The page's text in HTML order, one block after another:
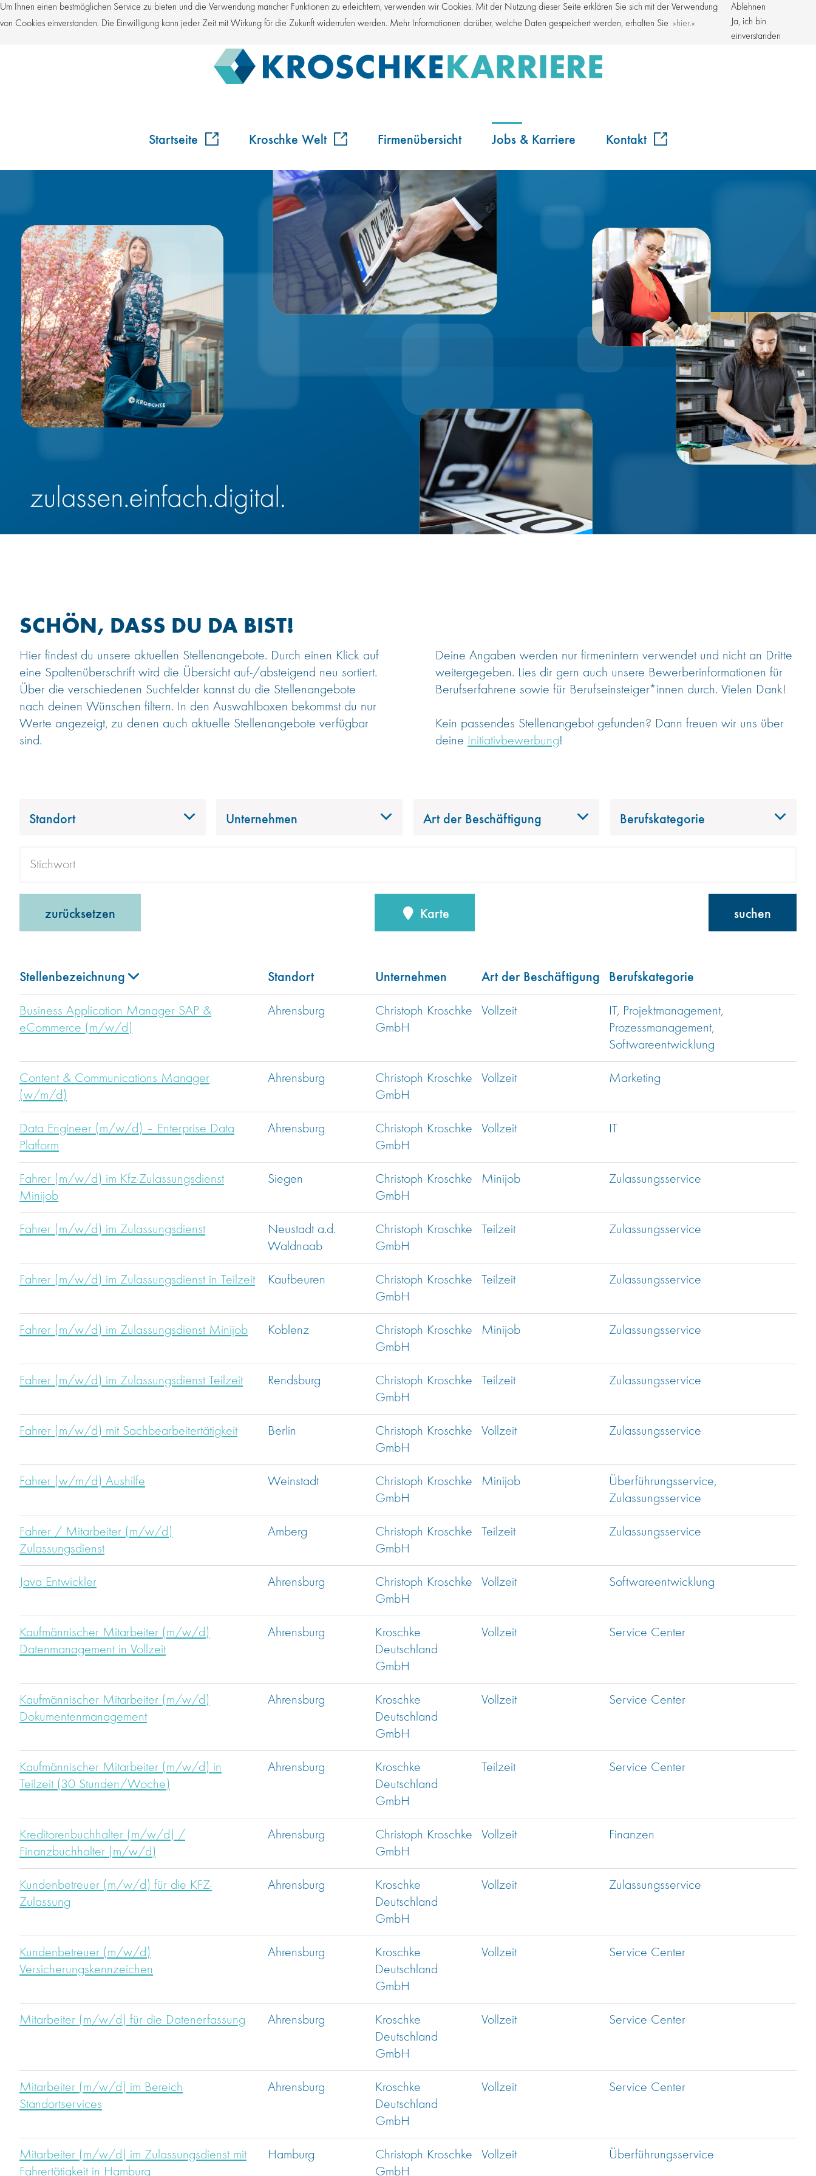
Um Ihnen einen bestmöglichen Service zu bieten und die Verwendung mancher Funktionen zu erleichtern, verwenden wir Cookies. Mit der Nutzung dieser Seite erklären Sie sich mit der Verwendung
von Cookies einverstanden. Die Einwilligung kann jeder Zeit mit Wirkung für die Zukunft widerrufen werden. Mehr Informationen darüber, welche Daten gespeichert werden, erhalten Sie
hier.
Ablehnen
Ja, ich bin
einverstanden
Kroschke Gruppe
Startseite Kroschke Welt Firmenübersicht Jobs & Karriere Kontakt
SCHÖN, DASS DU DA BIST!
Hier findest du unsere aktuellen Stellenangebote. Durch einen Klick auf
eine Spaltenüberschrift wird die Übersicht auf-/absteigend neu sortiert.
Über die verschiedenen Suchfelder kannst du die Stellenangebote
nach deinen Wünschen filtern. In den Auswahlboxen bekommst du nur
Werte angezeigt, zu denen auch aktuelle Stellenangebote verfügbar
sind.
Deine Angaben werden nur firmenintern verwendet und nicht an Dritte
weitergegeben. Lies dir gern auch unsere Bewerberinformationen für
Berufserfahrene sowie für Berufseinsteiger*innen durch. Vielen Dank!
Kein passendes Stellenangebot gefunden? Dann freuen wir uns über
deine Initiativbewerbung!
Standort Unternehmen Art der Beschäftigung Berufskategorie
zurücksetzen Karte suchen
Stellenbezeichnung Standort Unternehmen Art der Beschäftigung Berufskategorie
Business Application Manager SAP &
eCommerce (m/w/d)
Ahrensburg
Christoph Kroschke
GmbH
Vollzeit
IT, Projektmanagement,
Prozessmanagement,
Softwareentwicklung
Content & Communications Manager
(w/m/d)
Ahrensburg
Christoph Kroschke
GmbH
Vollzeit Marketing
Data Engineer (m/w/d) – Enterprise Data
Platform
Ahrensburg
Christoph Kroschke
GmbH
Vollzeit IT
Fahrer (m/w/d) im Kfz-Zulassungsdienst
Minijob
Siegen
Christoph Kroschke
GmbH
Minijob Zulassungsservice
Fahrer (m/w/d) im Zulassungsdienst
Neustadt a.d.
Waldnaab
Christoph Kroschke
GmbH
Teilzeit Zulassungsservice
Fahrer (m/w/d) im Zulassungsdienst in Teilzeit Kaufbeuren
Christoph Kroschke
GmbH
Teilzeit Zulassungsservice
Fahrer (m/w/d) im Zulassungsdienst Minijob Koblenz
Christoph Kroschke
GmbH
Minijob Zulassungsservice
Fahrer (m/w/d) im Zulassungsdienst Teilzeit Rendsburg
Christoph Kroschke
GmbH
Teilzeit Zulassungsservice
Fahrer (m/w/d) mit Sachbearbeitertätigkeit Berlin
Christoph Kroschke
GmbH
Vollzeit Zulassungsservice
Fahrer (w/m/d) Aushilfe Weinstadt
Christoph Kroschke
GmbH
Minijob
Überführungsservice,
Zulassungsservice
Fahrer / Mitarbeiter (m/w/d)
Zulassungsdienst
Amberg
Christoph Kroschke
GmbH
Teilzeit Zulassungsservice
Java Entwickler Ahrensburg
Christoph Kroschke
GmbH
Vollzeit Softwareentwicklung
Kaufmännischer Mitarbeiter (m/w/d)
Datenmanagement in Vollzeit
Ahrensburg
Kroschke
Deutschland
GmbH
Vollzeit Service Center
Kaufmännischer Mitarbeiter (m/w/d)
Dokumentenmanagement
Ahrensburg
Kroschke
Deutschland
GmbH
Vollzeit Service Center
Kaufmännischer Mitarbeiter (m/w/d) in
Teilzeit (30 Stunden/Woche)
Ahrensburg
Kroschke
Deutschland
GmbH
Teilzeit Service Center
Kreditorenbuchhalter (m/w/d) /
Finanzbuchhalter (m/w/d)
Ahrensburg
Christoph Kroschke
GmbH
Vollzeit Finanzen
Kundenbetreuer (m/w/d) für die KFZ-
Zulassung
Ahrensburg
Kroschke
Deutschland
GmbH
Vollzeit Zulassungsservice
Kundenbetreuer (m/w/d)
Versicherungskennzeichen
Ahrensburg
Kroschke
Deutschland
GmbH
Vollzeit Service Center
Mitarbeiter (m/w/d) für die Datenerfassung Ahrensburg
Kroschke
Deutschland
GmbH
Vollzeit Service Center
Mitarbeiter (m/w/d) im Bereich
Standortservices
Ahrensburg
Kroschke
Deutschland
GmbH
Vollzeit Service Center
Mitarbeiter (m/w/d) im Zulassungsdienst mit
Fahrertätigkeit in Hamburg
Hamburg
Christoph Kroschke
GmbH
Vollzeit Überführungsservice